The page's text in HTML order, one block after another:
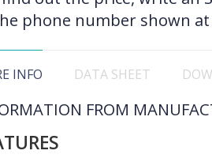
phone number shown
INFO DATA SHEET
FROM